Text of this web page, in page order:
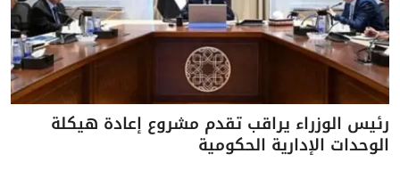
رئيس الوزراء يراقب تقدم مشروع إعادة هيكلة
الوحدات الإدارية الحكومية